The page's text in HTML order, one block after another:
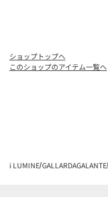
ショップトップへ
このショップのアイテム一覧へ
i LUMINE GALLARDAGALANTE